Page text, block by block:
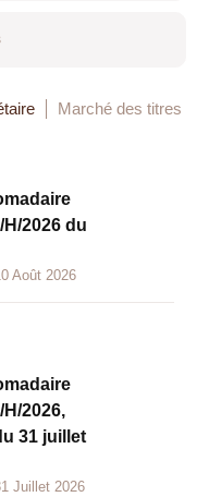
Marché des titres
2026 du
Août 2026
2026,
31 juillet
Juillet 2026